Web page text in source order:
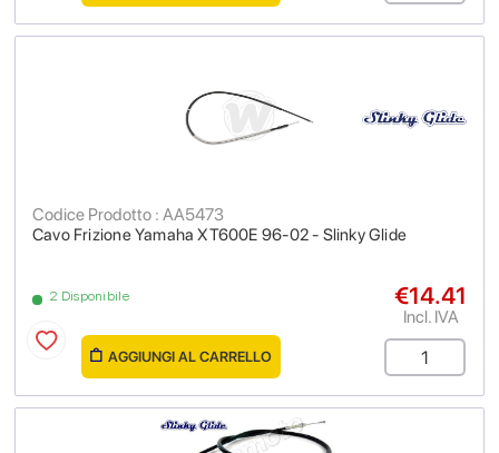
Cavo Frizione Yamaha XT600E 96-02 - Slinky Glide
Codice Prodotto : AA5473
2 Disponibile €14.41
Incl. IVA
AGGIUNGI AL CARRELLO